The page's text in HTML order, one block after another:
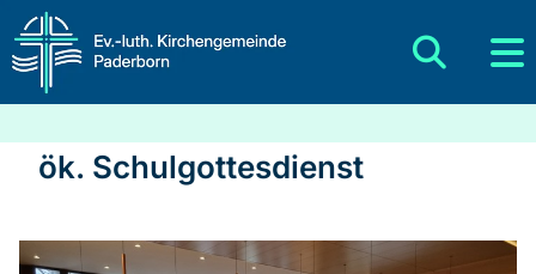
ök. Schulgottesdienst